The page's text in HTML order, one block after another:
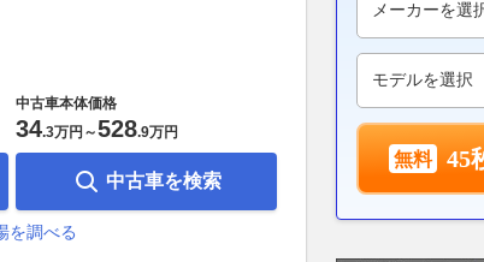
中古車本体価格
34.3万円 ～528.9万円
中古車を検索
を調べる
45